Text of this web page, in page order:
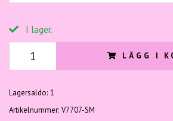
I lager.
LÄGG I
Lagersaldo: 1
Artikelnummer: V7707-SM